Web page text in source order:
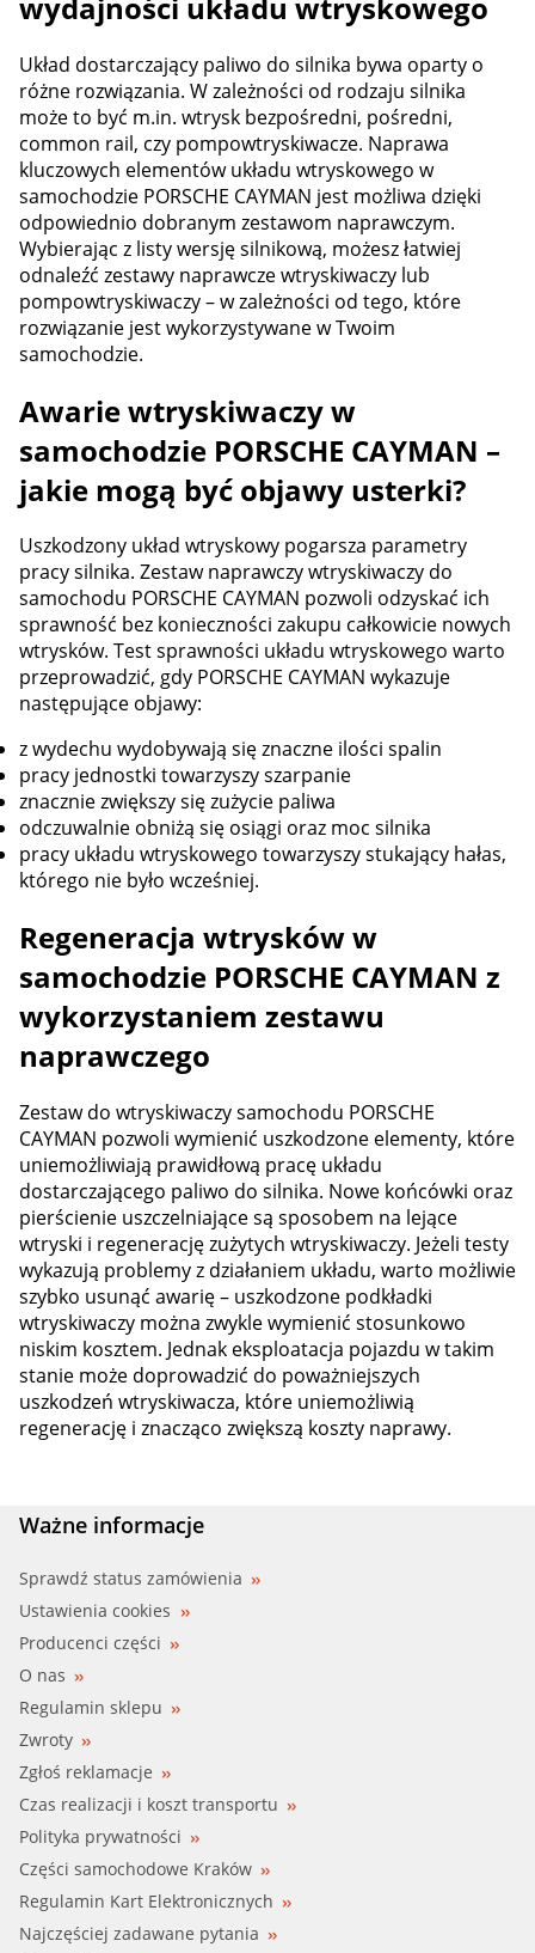
Układ dostarczający paliwo do silnika bywa oparty o
różne rozwiązania. W zależności od rodzaju silnika
może to być m.in. wtrysk bezpośredni, pośredni,
common rail, czy pompowtryskiwacze. Naprawa
kluczowych elementów układu wtryskowego w
samochodzie PORSCHE CAYMAN jest możliwa dzięki
odpowiednio dobranym zestawom naprawczym.
Wybierając z listy wersję silnikową, możesz łatwiej
odnaleźć zestawy naprawcze wtryskiwaczy lub
pompowtryskiwaczy – w zależności od tego, które
rozwiązanie jest wykorzystywane w Twoim
samochodzie.
Awarie wtryskiwaczy w
samochodzie PORSCHE CAYMAN –
jakie mogą być objawy usterki?
Uszkodzony układ wtryskowy pogarsza parametry
pracy silnika. Zestaw naprawczy wtryskiwaczy do
samochodu PORSCHE CAYMAN pozwoli odzyskać ich
sprawność bez konieczności zakupu całkowicie nowych
wtrysków. Test sprawności układu wtryskowego warto
przeprowadzić, gdy PORSCHE CAYMAN wykazuje
następujące objawy:
z wydechu wydobywają się znaczne ilości spalin
pracy jednostki towarzyszy szarpanie
znacznie zwiększy się zużycie paliwa
odczuwalnie obniżą się osiągi oraz moc silnika
pracy układu wtryskowego towarzyszy stukający hałas,
którego nie było wcześniej.
Regeneracja wtrysków w
samochodzie PORSCHE CAYMAN z
wykorzystaniem zestawu
naprawczego
Zestaw do wtryskiwaczy samochodu PORSCHE
CAYMAN pozwoli wymienić uszkodzone elementy, które
uniemożliwiają prawidłową pracę układu
dostarczającego paliwo do silnika. Nowe końcówki oraz
pierścienie uszczelniające są sposobem na lejące
wtryski i regenerację zużytych wtryskiwaczy. Jeżeli testy
wykazują problemy z działaniem układu, warto możliwie
szybko usunąć awarię – uszkodzone podkładki
wtryskiwaczy można zwykle wymienić stosunkowo
niskim kosztem. Jednak eksploatacja pojazdu w takim
stanie może doprowadzić do poważniejszych
uszkodzeń wtryskiwacza, które uniemożliwią
regenerację i znacząco zwiększą koszty naprawy.
Ważne informacje
Sprawdź status zamówienia
Ustawienia cookies
Producenci części
O nas
Regulamin sklepu
Zwroty
Zgłoś reklamacje
Czas realizacji i koszt transportu
Polityka prywatności
Części samochodowe Kraków
Regulamin Kart Elektronicznych
Najczęściej zadawane pytania